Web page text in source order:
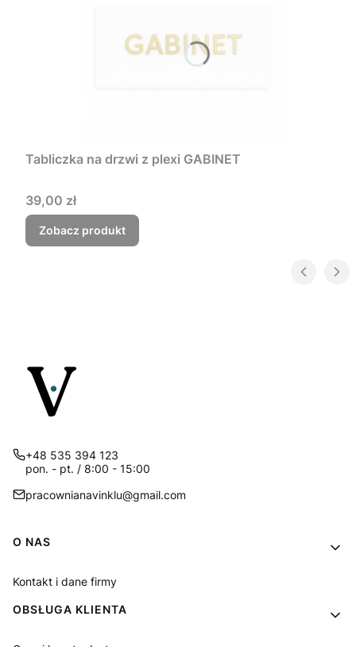
Tabliczka na drzwi z plexi GABINET
Cena
39,00 zł
Zobacz produkt
+48 535 394 123
pon. - pt. / 8:00 - 15:00
pracownianavinklu@gmail.com
Linki w stopce
O NAS
Kontakt i dane firmy
OBSŁUGA KLIENTA